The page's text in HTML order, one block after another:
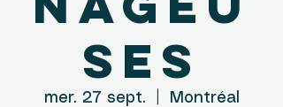
ses
mer. 27 sept. Montréal